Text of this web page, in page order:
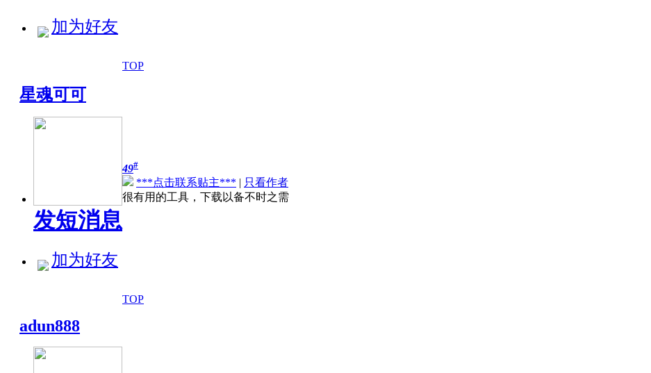
加为好友
TOP
星魂可可
发短消息
加为好友
49#
***点击联系贴主*** | 只看作者
很有用的工具，下载以备不时之需
TOP
adun888